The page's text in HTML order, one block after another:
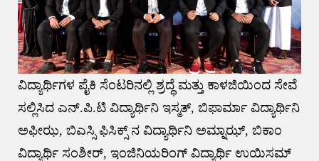
ವಿದ್ಯಾರ್ಥಿಗಳ ಪೈಕಿ ಸೆಂಟರಿನಲ್ಲಿ ಶ್ರದ್ಧೆ ಮತ್ತು ಕಾಳಜಿಯಿಂದ ಸೇವೆ
ಸಲ್ಲಿಸಿದ ಎನ್.ಪಿ.ಟಿ ವಿದ್ಯಾರ್ಥಿನಿ ಇಸ್ಮತ್, ಬಿಫಾರ್ಮಾ ವಿದ್ಯಾರ್ಥಿನಿ
ಅಫೀಝ, ಬಿಎಸ್ಸಿ ಫಿಸಿಕ್ಸ್ ನ ವಿದ್ಯಾರ್ಥಿನಿ ಅಮ್ನಾಝ್, ಬಿಕಾಂ
ವಿದ್ಯಾರ್ಥಿ ಸಂಶೀರ್, ಇಂಜಿನಿಯರಿಂಗ್ ವಿದ್ಯಾರ್ಥಿ ಉಯಿಸಮ್